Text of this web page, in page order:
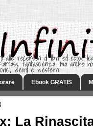
alle recensioni di libri ed ebook
fantascienza, ma anche
weird e western.
Ebook GRATIS
La